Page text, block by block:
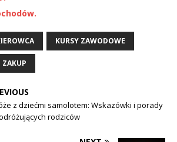
KURSY ZAWODOWE
ZAKUP
z dziećmi samolotem: Wskazówki i porady
rodziców